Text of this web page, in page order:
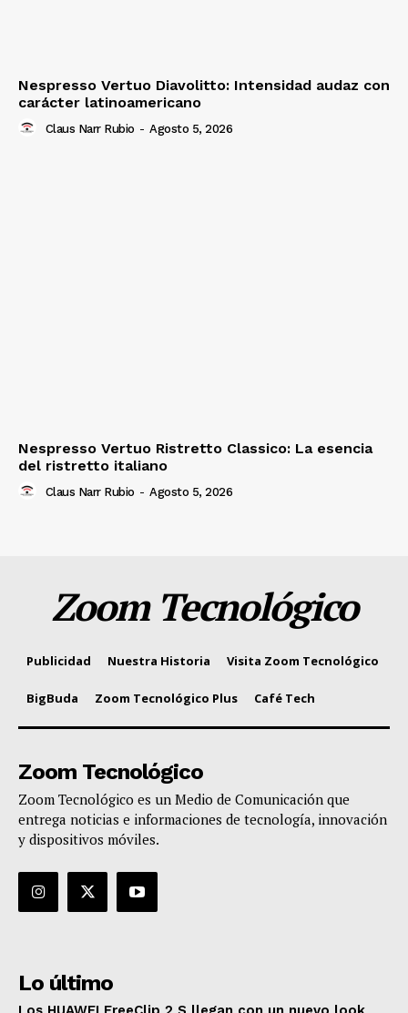
Nespresso Vertuo Diavolitto: Intensidad audaz con
carácter latinoamericano
Claus Narr Rubio - Agosto 5, 2026
Nespresso Vertuo Ristretto Classico: La esencia
del ristretto italiano
Claus Narr Rubio - Agosto 5, 2026
Zoom Tecnológico
Publicidad Nuestra Historia Visita Zoom Tecnológico
BigBuda Zoom Tecnológico Plus Café Tech
Zoom Tecnológico
Zoom Tecnológico es un Medio de Comunicación que
entrega noticias e informaciones de tecnología, innovación
y dispositivos móviles.
Lo último